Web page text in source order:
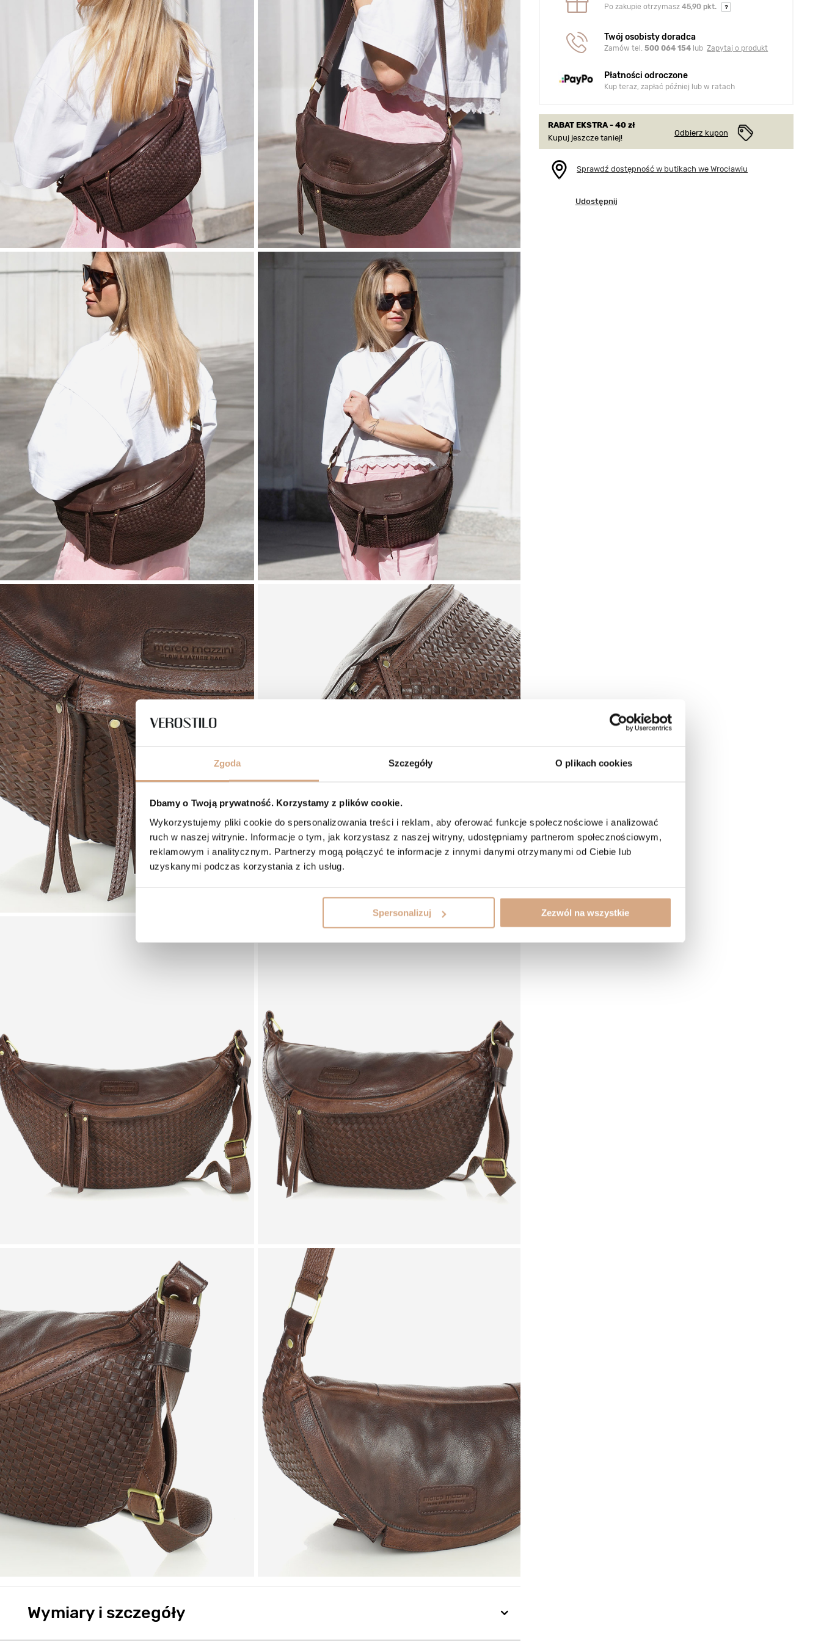
Zgoda Szczegóły O plikach cookies
Dbamy o Twoją prywatność. Korzystamy z plików cookie.
Wykorzystujemy pliki cookie do spersonalizowania treści i reklam, aby oferować funkcje społecznościowe i analizować
ruch w naszej witrynie. Informacje o tym, jak korzystasz z naszej witryny, udostępniamy partnerom społecznościowym,
reklamowym i analitycznym. Partnerzy mogą połączyć te informacje z innymi danymi otrzymanymi od Ciebie lub
uzyskanymi podczas korzystania z ich usług.
Spersonalizuj Zezwól na wszystkie
Po zakupie otrzymasz 45,90 pkt.
Twój osobisty doradca
Zamów tel.500 064 154 lub Zapytaj o produkt
Płatności odroczone
Kup teraz, zapłać później lub w ratach
RABAT EKSTRA - 40 zł
Kupuj jeszcze taniej!
Odbierz kupon
Sprawdź dostępność w butikach we Wrocławiu
Udostępnij
Wymiary i szczegóły